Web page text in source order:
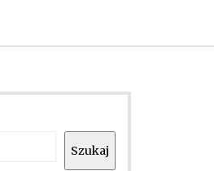
Szukaj